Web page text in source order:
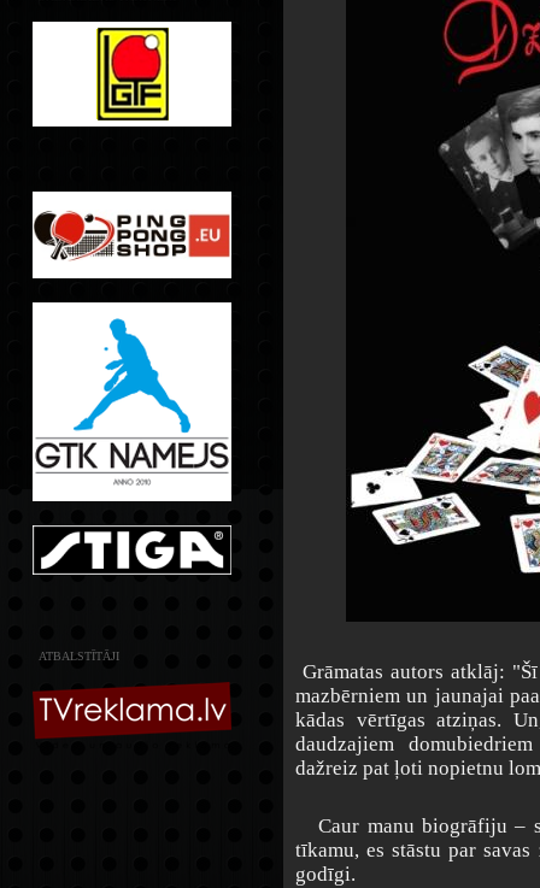
ATBALSTĪTĀJI
Grāmatas autors atklāj:
mazbērniem un jaunajai
kādas vērtīgas atziņas.
daudzajiem
dažreiz pat ļoti nopietnu
Caur manu biogrāfiju –
tīkamu, es stāstu par
godīgi.